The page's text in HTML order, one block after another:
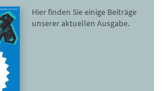
Hier finden Sie einige Beiträge
unserer aktuellen Ausgabe.